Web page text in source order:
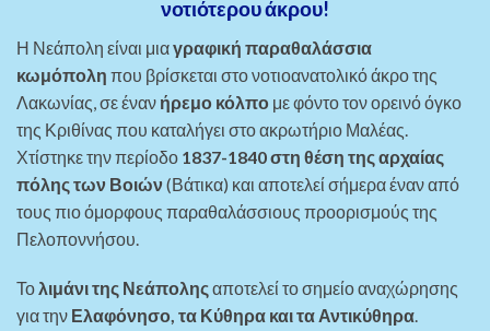
νοτιότερου άκρου!
Η Νεάπολη είναι μιαγραφική παραθαλάσσια
κωμόπολη που βρίσκεται στο νοτιοανατολικό άκρο της
Λακωνίας, σε έναν ήρεμο κόλπο με φόντο τον ορεινό όγκο
της Κριθίνας που καταλήγει στο ακρωτήριο Μαλέας.
Χτίστηκε την περίοδο 1837-1840 στη θέση της αρχαίας
πόλης των Βοιών(Βάτικα) και αποτελεί σήμερα έναν από
τους πιο όμορφους παραθαλάσσιους προορισμούς της
Πελοποννήσου.
Τολιμάνι της Νεάποληςαποτελεί το σημείο αναχώρησης
για την Ελαφόνησο, τα Κύθηρα και τα Αντικύθηρα.